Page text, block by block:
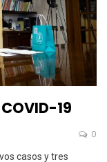
19
0
casos y tres